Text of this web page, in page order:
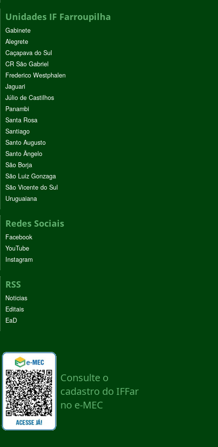
Unidades IF Farroupilha
Gabinete
Alegrete
Caçapava do Sul
CR São Gabriel
Frederico Westphalen
Jaguari
Júlio de Castilhos
Panambi
Santa Rosa
Santiago
Santo Augusto
Santo Ângelo
São Borja
São Luiz Gonzaga
São Vicente do Sul
Uruguaiana
Redes Sociais
Facebook
YouTube
Instagram
RSS
Noticias
Editais
EaD